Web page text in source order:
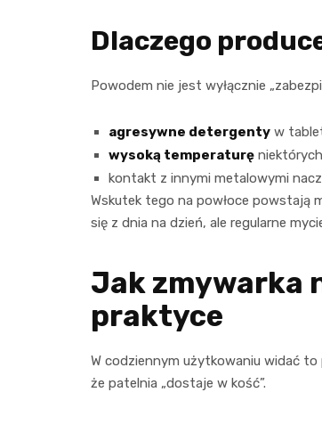
Dlaczego
Powodem nie jest wyłącznie
agresywne detergenty w
wysoką temperaturę
kontakt z innymi metalowymi
Wskutek tego na powłoce powstają
się z dnia na dzień, ale regularne
Jak zmywarka
praktyce
W codziennym użytkowaniu widać
że patelnia „dostaje w kość”.